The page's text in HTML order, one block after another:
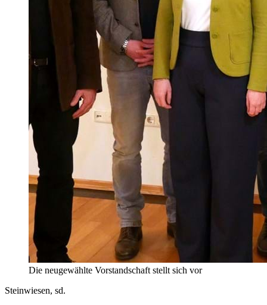
Die neugewählte Vorstandschaft stellt sich vor
Steinwiesen, sd.